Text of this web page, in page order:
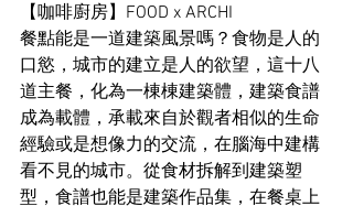
【咖啡廚房】FOOD x ARCHI
餐點能是一道建築風景嗎？食物是人的
口慾，城市的建立是人的欲望，這十八
道主餐，化為一棟棟建築體，建築食譜
成為載體，承載來自於觀者相似的生命
經驗或是想像力的交流，在腦海中建構
看不見的城市。從食材拆解到建築塑
型，食譜也能是建築作品集，在餐桌上